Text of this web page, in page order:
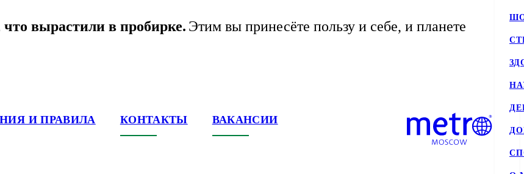
вырастили в пробирке. Этим вы принесёте пользу и себе, и планете
И ПРАВИЛА КОНТАКТЫ
ВАКАНСИИ